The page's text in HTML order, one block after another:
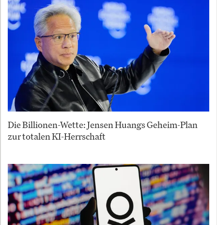
Die Billionen-Wette: Jensen Huangs Geheim-Plan
zur totalen KI-Herrschaft